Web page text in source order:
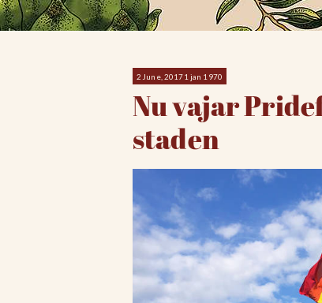
2 June, 20171 jan 1970
Nu vajar
staden